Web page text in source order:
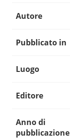
Autore
Pubblicato in
Luogo
Editore
Anno di
pubblicazione